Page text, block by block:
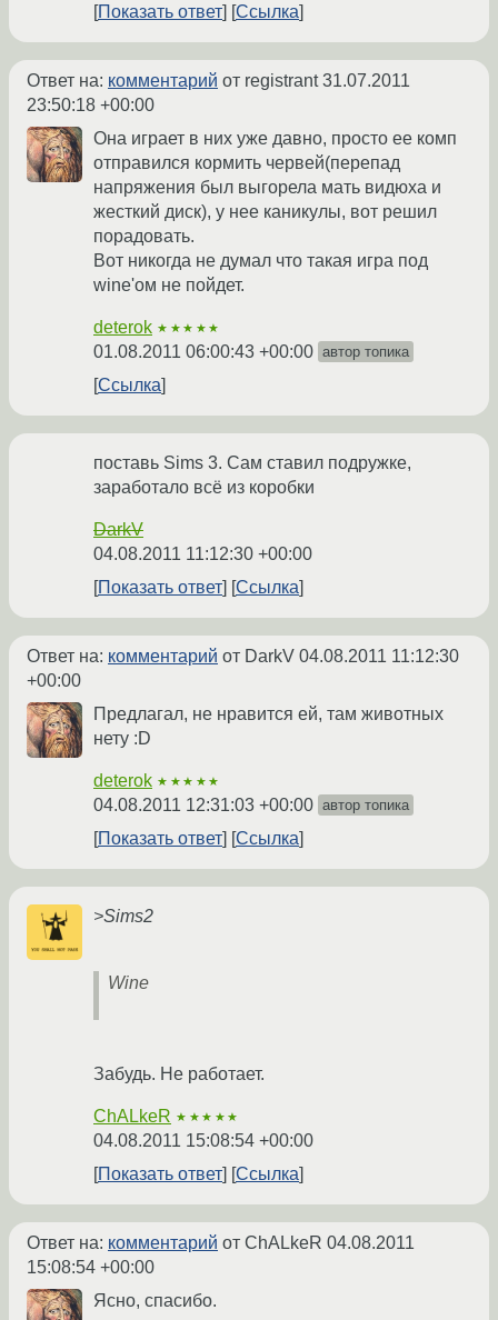
Показать ответ
Ссылка
Ответ на: комментарий от registrant31.07.2011
23:50:18 +00:00
Она играет в них уже давно, просто ее комп
отправился кормить червей(перепад
напряжения был выгорела мать видюха и
жесткий диск), у нее каникулы, вот решил
порадовать.
Вот никогда не думал что такая игра под
wine'ом не пойдет.
deterok ★★★★★
01.08.2011 06:00:43 +00:00 автор топика
Ссылка
поставь Sims 3. Сам ставил подружке,
заработало всё из коробки
DarkV
04.08.2011 11:12:30 +00:00
Показать ответ
Ссылка
Ответ на: комментарий от DarkV 04.08.2011 11:12:30
+00:00
Предлагал, не нравится ей, там животных
нету :D
deterok ★★★★★
04.08.2011 12:31:03 +00:00 автор топика
Показать ответ Ссылка
>Sims2
Wine
Забудь. Не работает.
ChALkeR ★★★★★
04.08.2011 15:08:54 +00:00
Показать ответ
Ссылка
Ответ на: комментарий от ChALkeR 04.08.2011
15:08:54 +00:00
Ясно, спасибо.